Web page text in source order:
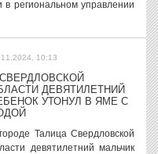
региональном управлении
10:13
ДЕВЯТИЛЕТНИЙ
УТОНУЛ В ЯМЕ С
Талица Свердловской
девятилетний мальчик